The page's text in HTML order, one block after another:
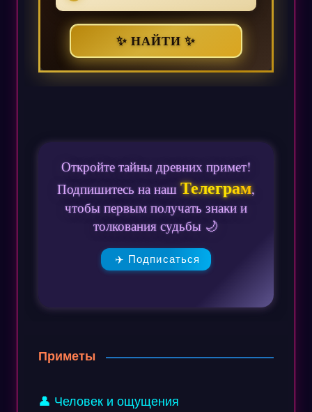
✨ НАЙТИ ✨
Откройте тайны древних примет!
Подпишитесь на нашТелеграм,
чтобы первым получать знаки и
толкования судьбы 🌙
✈️ Подписаться
Приметы
👤 Человек и ощущения